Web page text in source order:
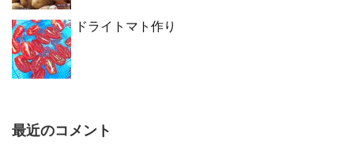
ドライトマト作り
最近のコメント